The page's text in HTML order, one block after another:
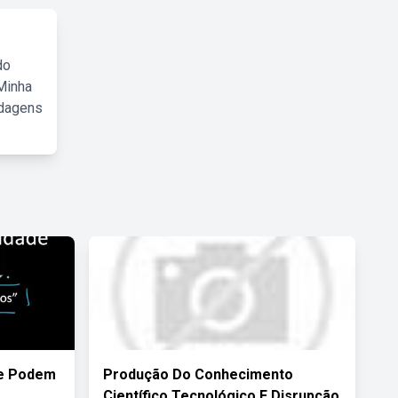
Podem
Produção Do Conhecimento